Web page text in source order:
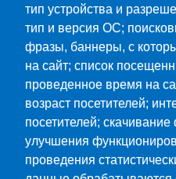
тип устройства и
тип и версия ОС;
фразы, баннеры, с
на сайт; список
проведенное время на
возраст посетителей;
посетителей;
улучшения
проведения